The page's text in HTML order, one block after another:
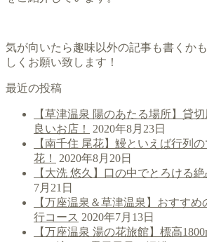
気が向いたら趣味以外の記事も書くか
しくお願い致します！
最近の投稿
【草津温泉 陽のあたる場所】貸
良いお店！
2020年8月23日
【南千住 尾花】鰻といえば行列
花！
2020年8月20日
【大洗 悠久】口の中でとろける絶
7月21日
【万座温泉＆草津温泉】おすす
行コース 2020年7月13日
【万座温泉 湯の花旅館】標高